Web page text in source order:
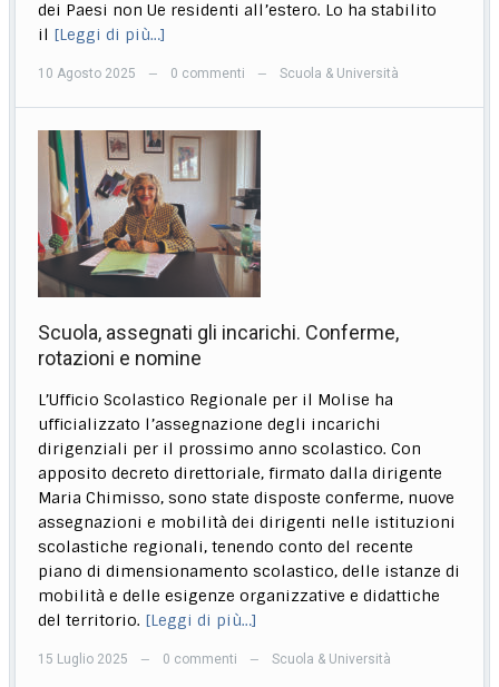
dei Paesi non Ue residenti all’estero. Lo ha stabilito
il [Leggi di più…]
10 Agosto 2025 — 0 commenti — Scuola & Università
Scuola, assegnati gli incarichi. Conferme,
rotazioni e nomine
L’Ufficio Scolastico Regionale per il Molise ha
ufficializzato l’assegnazione degli incarichi
dirigenziali per il prossimo anno scolastico. Con
apposito decreto direttoriale, firmato dalla dirigente
Maria Chimisso, sono state disposte conferme, nuove
assegnazioni e mobilità dei dirigenti nelle istituzioni
scolastiche regionali, tenendo conto del recente
piano di dimensionamento scolastico, delle istanze di
mobilità e delle esigenze organizzative e didattiche
del territorio. [Leggi di più…]
15 Luglio 2025 — 0 commenti — Scuola & Università